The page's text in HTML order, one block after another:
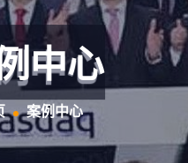
中心
案例中心